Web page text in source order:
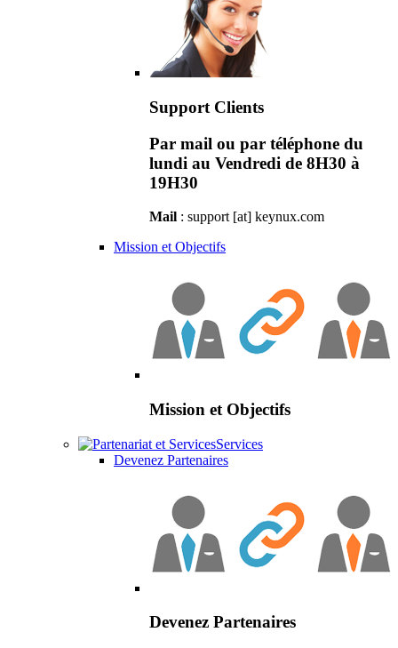
Support Clients
Par mail ou par téléphone du
lundi au Vendredi de 8H30 à
19H30
Mail : support [at] keynux.com
Mission et Objectifs
Mission et Objectifs
Services
Devenez Partenaires
Devenez Partenaires